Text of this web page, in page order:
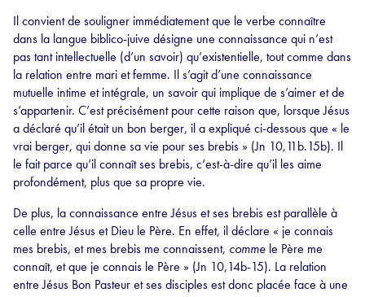
Il convient de souligner immédiatement que le verbe connaître
dans la langue biblico-juive désigne une connaissance qui n’est
pas tant intellectuelle (d’un savoir) qu’existentielle, tout comme dans
la relation entre mari et femme. Il s’agit d’une connaissance
mutuelle intime et intégrale, un savoir qui implique de s’aimer et de
s’appartenir. C’est précisément pour cette raison que, lorsque Jésus
a déclaré qu’il était un bon berger, il a expliqué ci-dessous que « le
vrai berger, qui donne sa vie pour ses brebis » (Jn 10,11b.15b). Il
le fait parce qu’il connaît ses brebis, c’est-à-dire qu’il les aime
profondément, plus que sa propre vie.
De plus, la connaissance entre Jésus et ses brebis est parallèle à
celle entre Jésus et Dieu le Père. En effet, il déclare « je connais
mes brebis, et mes brebis me connaissent, comme le Père me
connaît, et que je connais le Père » (Jn 10,14b-15). La relation
entre Jésus Bon Pasteur et ses disciples est donc placée face à une